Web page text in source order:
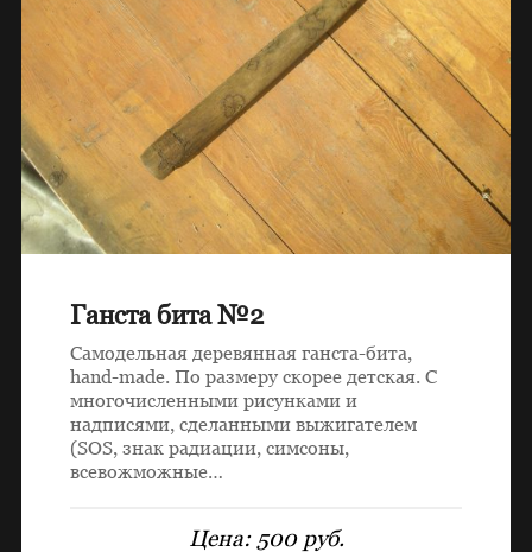
Ганста бита №2
Самодельная деревянная ганста-бита,
hand-made. По размеру скорее детская. С
многочисленными рисунками и
надписями, сделанными выжигателем
(SOS, знак радиации, симсоны,
всевожможные…
Цена: 500 руб.